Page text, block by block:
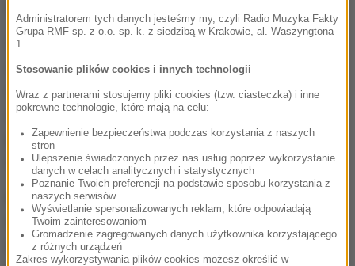
Nasi koledzy amerykańscy wykorzystują obecną
sytuację, w tym antyrosyjską postawę swych
sojuszników w Europie, po to, by (...) utrzymać
znaczenie NATO, które nie może istnieć bez USA, i
jednocześnie myśleć o własnych interesach
ekonomicznych- oświadczył.
Ławrow przekonywał, że "część elit na Zachodzie
chciałaby widzieć Rosję słabą" i "gotową do
ustępstw na szkodę jej interesom". Wyraził
Administratorem tych danych jesteśmy my, czyli Radio Muzyka Fakty
Grupa RMF sp. z o.o. sp. k. z siedzibą w Krakowie, al. Waszyngtona
1.
Stosowanie plików cookies i innych technologii
Wraz z partnerami stosujemy pliki cookies (tzw. ciasteczka) i inne
pokrewne technologie, które mają na celu:
Zapewnienie bezpieczeństwa podczas korzystania z naszych
stron
Ulepszenie świadczonych przez nas usług poprzez wykorzystanie
danych w celach analitycznych i statystycznych
Poznanie Twoich preferencji na podstawie sposobu korzystania z
naszych serwisów
Wyświetlanie spersonalizowanych reklam, które odpowiadają
Twoim zainteresowaniom
Gromadzenie zagregowanych danych użytkownika korzystającego
z różnych urządzeń
Zakres wykorzystywania plików cookies możesz określić w